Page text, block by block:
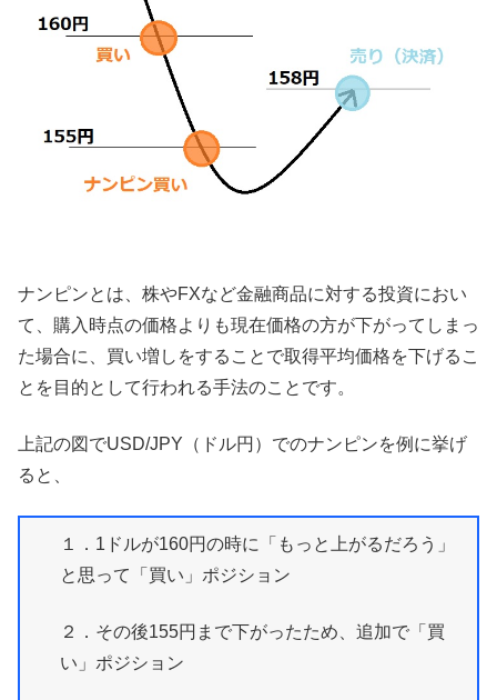
ナンピンとは、株やFXなど金融商品に対する投資におい
て、購入時点の価格よりも現在価格の方が下がってしまっ
た場合に、買い増しをすることで取得平均価格を下げるこ
とを目的として行われる手法のことです。
上記の図でUSD/JPY（ドル円）でのナンピンを例に挙げ
ると、
１．1ドルが160円の時に「もっと上がるだろう」
と思って「買い」ポジション
２．その後155円まで下がったため、追加で「買
い」ポジション